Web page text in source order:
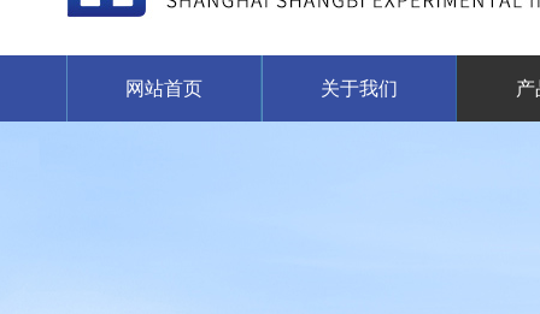
网站首页 关于我们 产